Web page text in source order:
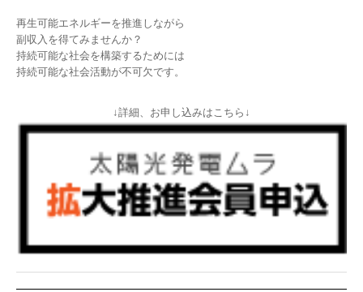
再生可能エネルギーを推進しながら
副収入を得てみませんか？
持続可能な社会を構築するためには
持続可能な社会活動が不可欠です。
↓詳細、お申し込みはこちら↓